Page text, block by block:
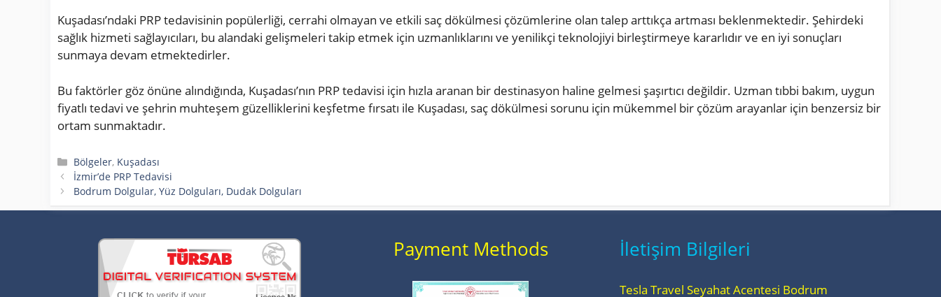
Kuşadası’ndaki PRP tedavisinin popülerliği, cerrahi olmayan ve etkili saç dökülmesi çözümlerine olan talep arttıkça artması beklenmektedir. Şehirdeki
sağlık hizmeti sağlayıcıları, bu alandaki gelişmeleri takip etmek için uzmanlıklarını ve yenilikçi teknolojiyi birleştirmeye kararlıdır ve en iyi sonuçları
sunmaya devam etmektedirler.
Bu faktörler göz önüne alındığında, Kuşadası’nın PRP tedavisi için hızla aranan bir destinasyon haline gelmesi şaşırtıcı değildir. Uzman tıbbi bakım, uygun
fiyatlı tedavi ve şehrin muhteşem güzelliklerini keşfetme fırsatı ile Kuşadası, saç dökülmesi sorunu için mükemmel bir çözüm arayanlar için benzersiz bir
ortam sunmaktadır.
Kategoriler
Bölgeler, Kuşadası
İzmir’de PRP Tedavisi
Bodrum Dolgular, Yüz Dolguları, Dudak Dolguları
Payment Methods İletişim Bilgileri
Tesla Travel Seyahat Acentesi Bodrum